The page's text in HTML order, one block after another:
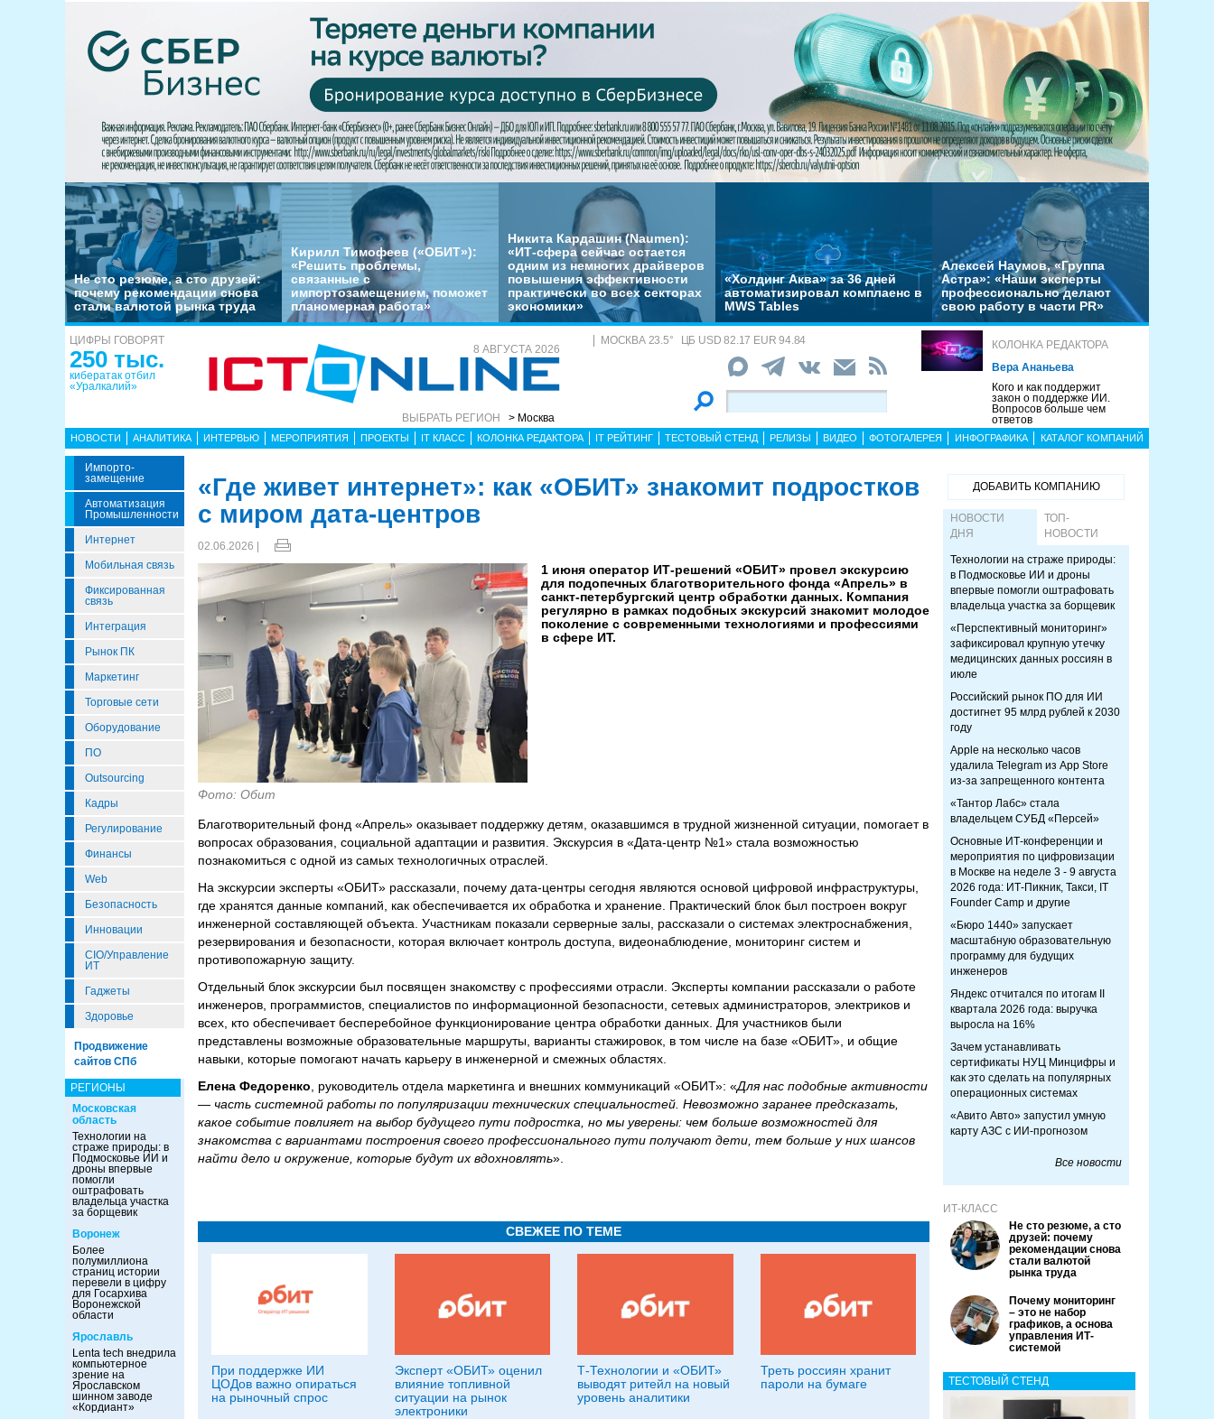
Не сто резюме, а сто друзей:
почему рекомендации снова
стали валютой рынка труда
Кирилл Тимофеев («ОБИТ»):
«Решить проблемы,
связанные с
импортозамещением, поможет
планомерная работа»
Никита Кардашин (Naumen):
«ИТ-сфера сейчас остается
одним из немногих драйверов
повышения эффективности
практически во всех секторах
экономики»
«Холдинг Аква» за 36 дней
автоматизировал комплаенс в
MWS Tables
Алексей Наумов, «Группа
Астра»: «Наши эксперты
профессионально делают
свою работу в части PR»
ЦИФРЫ ГОВОРЯТ
250 тыс.
кибератак отбил
«Уралкалий»
8 АВГУСТА 2026
ВЫБРАТЬ РЕГИОН > Москва
МОСКВА 23.5° ЦБ USD 82.17 EUR 94.84
КОЛОНКА РЕДАКТОРА
Вера Ананьева
Кого и как поддержит
закон о поддержке ИИ.
Вопросов больше чем
ответов
НОВОСТИ АНАЛИТИКА ИНТЕРВЬЮ МЕРОПРИЯТИЯ ПРОЕКТЫ IT КЛАСС КОЛОНКА РЕДАКТОРА IT РЕЙТИНГ ТЕСТОВЫЙ СТЕНД РЕЛИЗЫ ВИДЕО ФОТОГАЛЕРЕЯ ИНФОГРАФИКА КАТАЛОГ КОМПАНИЙ
Импорто­
Замещение
Автоматизация
Промышленности
Интернет
Мобильная связь
Фиксированная
связь
Интеграция
Рынок ПК
Маркетинг
Торговые сети
Оборудование
ПО
Outsourcing
Кадры
Регулирование
Финансы
Web
Безопасность
Инновации
CIO/Управление
ИТ
Гаджеты
Здоровье
Продвижение
сайтов СПб
РЕГИОНЫ
Московская
область
Технологии на
страже природы: в
Подмосковье ИИ и
дроны впервые
помогли
оштрафовать
владельца участка
за борщевик
Воронеж
Более
полумиллиона
страниц истории
перевели в цифру
для Госархива
Воронежской
области
Ярославль
Lenta tech внедрила
компьютерное
зрение на
Ярославском
шинном заводе
«Кордиант»
«Где живет интернет»: как «ОБИТ» знакомит подростков
с миром дата-центров
02.06.2026 |
Фото: Обит
1 июня оператор ИТ-решений «ОБИТ» провел экскурсию
для подопечных благотворительного фонда «Апрель» в
санкт-петербургский центр обработки данных. Компания
регулярно в рамках подобных экскурсий знакомит молодое
поколение с современными технологиями и профессиями
в сфере ИТ.
Благотворительный фонд «Апрель» оказывает поддержку детям, оказавшимся в трудной жизненной ситуации, помогает в
вопросах образования, социальной адаптации и развития. Экскурсия в «Дата-центр №1» стала возможностью
познакомиться с одной из самых технологичных отраслей.
На экскурсии эксперты «ОБИТ» рассказали, почему дата-центры сегодня являются основой цифровой инфраструктуры,
где хранятся данные компаний, как обеспечивается их обработка и хранение. Практический блок был построен вокруг
инженерной составляющей объекта. Участникам показали серверные залы, рассказали о системах электроснабжения,
резервирования и безопасности, которая включает контроль доступа, видеонаблюдение, мониторинг систем и
противопожарную защиту.
Отдельный блок экскурсии был посвящен знакомству с профессиями отрасли. Эксперты компании рассказали о работе
инженеров, программистов, специалистов по информационной безопасности, сетевых администраторов, электриков и
всех, кто обеспечивает бесперебойное функционирование центра обработки данных. Для участников были
представлены возможные образовательные маршруты, варианты стажировок, в том числе на базе «ОБИТ», и общие
навыки, которые помогают начать карьеру в инженерной и смежных областях.
Елена Федоренко , руководитель отдела маркетинга и внешних коммуникаций «ОБИТ»: «Для нас подобные активности
— часть системной работы по популяризации технических специальностей. Невозможно заранее предсказать,
какое событие повлияет на выбор будущего пути подростка, но мы уверены: чем больше возможностей для
знакомства с вариантами построения своего профессионального пути получают дети, тем больше у них шансов
найти дело и окружение, которые будут их вдохновлять».
СВЕЖЕЕ ПО ТЕМЕ
При поддержке ИИ
ЦОДов важно опираться
на рыночный спрос
Эксперт «ОБИТ» оценил
влияние топливной
ситуации на рынок
электроники
Т-Технологии и «ОБИТ»
выводят ритейл на новый
уровень аналитики
Треть россиян хранит
пароли на бумаге
ДОБАВИТЬ КОМПАНИЮ
НОВОСТИ
ДНЯ
ТОП-
НОВОСТИ
Технологии на страже природы:
в Подмосковье ИИ и дроны
впервые помогли оштрафовать
владельца участка за борщевик
«Перспективный мониторинг»
зафиксировал крупную утечку
медицинских данных россиян в
июле
Российский рынок ПО для ИИ
достигнет 95 млрд рублей к 2030
году
Apple на несколько часов
удалила Telegram из App Store
из-за запрещенного контента
«Тантор Лабс» стала
владельцем СУБД «Персей»
Основные ИТ-конференции и
мероприятия по цифровизации
в Москве на неделе 3 - 9 августа
2026 года: ИТ-Пикник, Такси, IT
Founder Camp и другие
«Бюро 1440» запускает
масштабную образовательную
программу для будущих
инженеров
Яндекс отчитался по итогам II
квартала 2026 года: выручка
выросла на 16%
Зачем устанавливать
сертификаты НУЦ Минцифры и
как это сделать на популярных
операционных системах
«Авито Авто» запустил умную
карту АЗС с ИИ-прогнозом
Все новости
ИТ-КЛАСС
Не сто резюме, а сто
друзей: почему
рекомендации снова
стали валютой
рынка труда
Почему мониторинг
– это не набор
графиков, а основа
управления ИТ-
системой
ТЕСТОВЫЙ СТЕНД